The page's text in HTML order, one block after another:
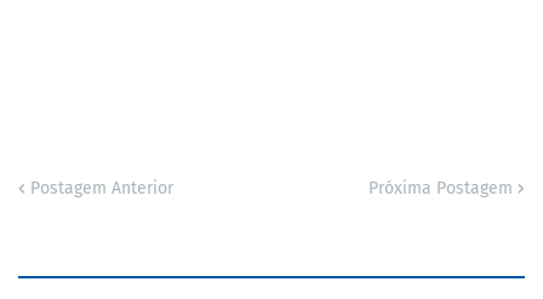
Postagem Anterior Próxima Postagem